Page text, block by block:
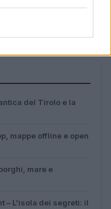
del Tirolo e la
mappe offline e open
mare e
– L’isola dei segreti: il